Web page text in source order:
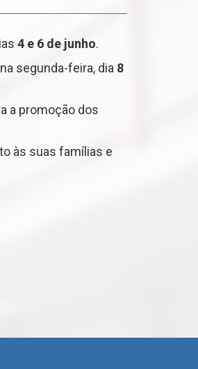
4 e 6 de junho.
segunda-feira, dia 8
a promoção dos
às suas famílias e